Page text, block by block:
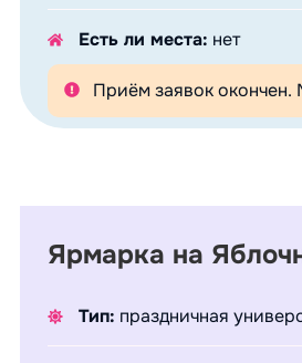
Есть ли места: нет
Приём заявок окончен.
Ярмарка на
Тип: праздничная